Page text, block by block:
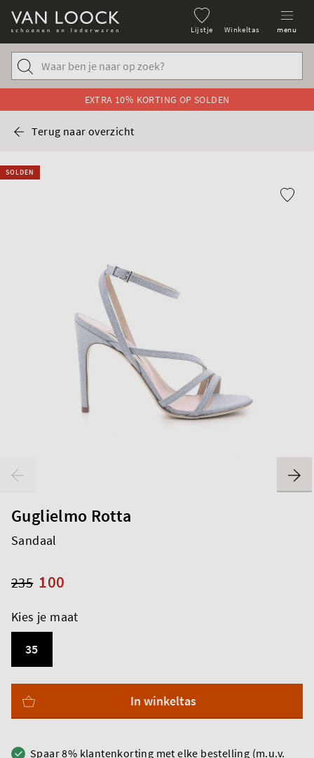
Lijstje Winkeltas menu
EXTRA 10% KORTING OP SOLDEN
Terug naar overzicht
SOLDEN
Guglielmo Rotta
Sandaal
100
235
Kies je maat
35
In winkeltas
Spaar 8% klantenkorting met elke bestelling (m.u.v.